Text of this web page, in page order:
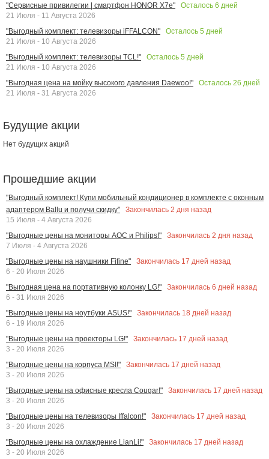
"Сервисные привилегии | смартфон HONOR X7e"
Осталось 6 дней
21 Июля - 11 Августа 2026
"Выгодный комплект: телевизоры iFFALCON"
Осталось 5 дней
21 Июля - 10 Августа 2026
"Выгодный комплект: телевизоры TCL!"
Осталось 5 дней
21 Июля - 10 Августа 2026
"Выгодная цена на мойку высокого давления Daewoo!"
Осталось 26 дней
21 Июля - 31 Августа 2026
Будущие акции
Нет будущих акций
Прошедшие акции
"Выгодный комплект! Купи мобильный кондиционер в комплекте с оконным
адаптером Ballu и получи скидку"
Закончилась 2 дня назад
15 Июля - 4 Августа 2026
"Выгодные цены на мониторы AOC и Philips!"
Закончилась 2 дня назад
7 Июля - 4 Августа 2026
"Выгодные цены на наушники Fifine"
Закончилась 17 дней назад
6 - 20 Июля 2026
"Выгодная цена на портативную колонку LG!"
Закончилась 6 дней назад
6 - 31 Июля 2026
"Выгодные цены на ноутбуки ASUS!"
Закончилась 18 дней назад
6 - 19 Июля 2026
"Выгодные цены на проекторы LG!"
Закончилась 17 дней назад
3 - 20 Июля 2026
"Выгодные цены на корпуса MSI!"
Закончилась 17 дней назад
3 - 20 Июля 2026
"Выгодные цены на офисные кресла Cougar!"
Закончилась 17 дней назад
3 - 20 Июля 2026
"Выгодные цены на телевизоры Iffalcon!"
Закончилась 17 дней назад
3 - 20 Июля 2026
"Выгодные цены на охлаждение LianLi!"
Закончилась 17 дней назад
3 - 20 Июля 2026